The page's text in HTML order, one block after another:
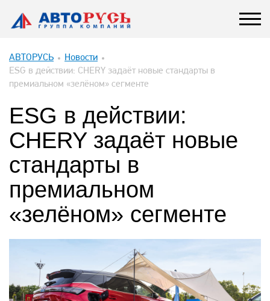
АВТОРУСЬ
Новости
ESG в действии: CHERY задаёт новые стандарты в
премиальном «зелёном» сегменте
ESG в действии:
CHERY задаёт новые
стандарты в
премиальном
«зелёном» сегменте